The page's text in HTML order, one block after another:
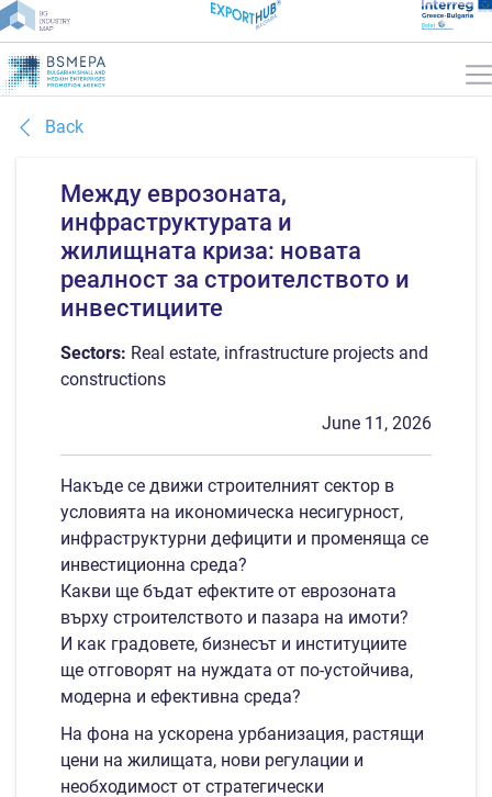
Back
Между еврозоната,
инфраструктурата и
жилищната криза: новата
реалност за строителството и
инвестициите
Sectors: Real estate, infrastructure projects and
constructions
June 11, 2026
Накъде се движи строителният сектор в
условията на икономическа несигурност,
инфраструктурни дефицити и променяща се
инвестиционна среда?
Какви ще бъдат ефектите от еврозоната
върху строителството и пазара на имоти?
И как градовете, бизнесът и институциите
ще отговорят на нуждата от по-устойчива,
модерна и ефективна среда?
На фона на ускорена урбанизация, растящи
цени на жилищата, нови регулации и
необходимост от стратегически